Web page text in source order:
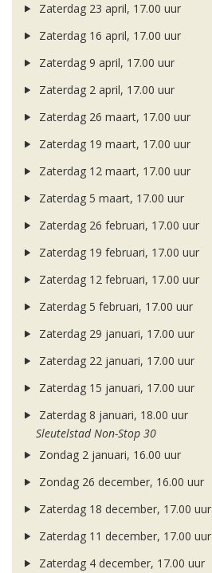
Zaterdag 23 april, 17.00 uur
Zaterdag 16 april, 17.00 uur
Zaterdag 9 april, 17.00 uur
Zaterdag 2 april, 17.00 uur
Zaterdag 26 maart, 17.00 uur
Zaterdag 19 maart, 17.00 uur
Zaterdag 12 maart, 17.00 uur
Zaterdag 5 maart, 17.00 uur
Zaterdag 26 februari, 17.00 uur
Zaterdag 19 februari, 17.00 uur
Zaterdag 12 februari, 17.00 uur
Zaterdag 5 februari, 17.00 uur
Zaterdag 29 januari, 17.00 uur
Zaterdag 22 januari, 17.00 uur
Zaterdag 15 januari, 17.00 uur
Zaterdag 8 januari, 18.00 uur
Sleutelstad Non-Stop 30
Zondag 2 januari, 16.00 uur
Zondag 26 december, 16.00 uur
Zaterdag 18 december, 17.00 uur
Zaterdag 11 december, 17.00 uur
Zaterdag 4 december, 17.00 uur